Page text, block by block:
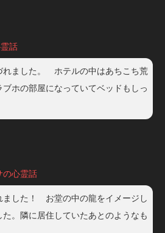
話
れました。 ホテルの中はあちこち荒
ホの部屋になっていてベッドもしっ
の心霊話
ました！ お堂の中の龍をイメージし
。隣に居住していたあとのようなも